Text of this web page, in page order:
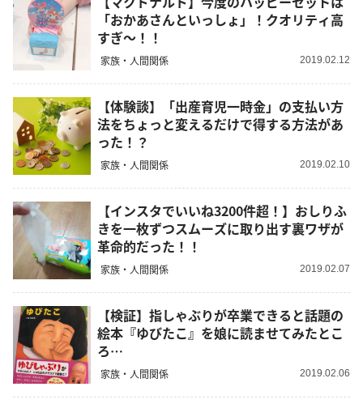
「おかあさんといっしょ」！クオリティ高
すぎ～！！
家族・人間関係 2019.02.12
【体験談】「出産育児一時金」の支払い方
法をちょっと変えるだけで得する方法があ
った！？
家族・人間関係 2019.02.10
【インスタでいいね3200件超！】おしりふ
きを一枚ずつスムーズに取り出す裏ワザが
革命的だった！！
家族・人間関係 2019.02.07
【検証】指しゃぶりが卒業できると話題の
絵本『ゆびたこ』を娘に読ませてみたとこ
ろ…
家族・人間関係 2019.02.06